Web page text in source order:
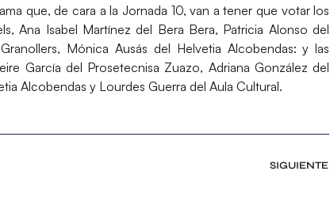
que, de cara a la Jornada 10, van a tener que votar los
Ana Isabel Martínez del Bera Bera, Patricia Alonso del
Mónica Ausás del Helvetia Alcobendas: y las
García del Prosetecnisa Zuazo, Adriana González del
Alcobendas yLourdes Guerra del Aula Cultural.
SIGUIENTE